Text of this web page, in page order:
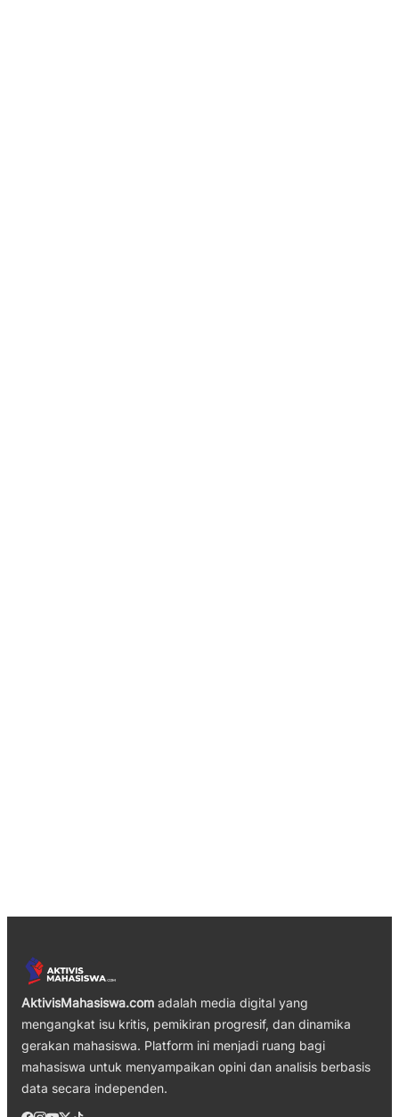
AktivisMahasiswa.com adalah media digital yang
mengangkat isu kritis, pemikiran progresif, dan dinamika
gerakan mahasiswa. Platform ini menjadi ruang bagi
mahasiswa untuk menyampaikan opini dan analisis berbasis
data secara independen.